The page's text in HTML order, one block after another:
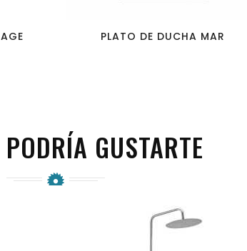
PLATO DE DUCHA MAR
GUSTARTE